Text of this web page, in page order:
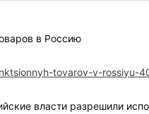
в Россию
tovarov-v-rossiyu-
власти разрешили